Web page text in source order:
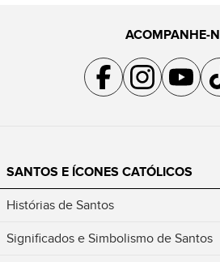
ACOMPANHE-
Acompanhe a gente no
Acompanhe a
SANTOS E ÍCONES CATÓLICOS
Histórias de Santos
Significados e Simbolismo de Santos